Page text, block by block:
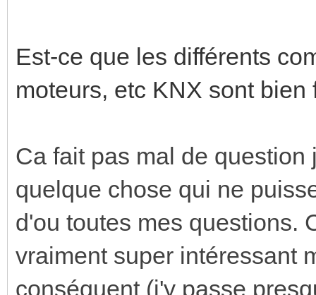
Est-ce que les différents
moteurs, etc KNX sont bien
Ca fait pas mal de
quelque chose qui ne
d'ou toutes mes questions.
vraiment super intéressant
conséquent (j'y passe